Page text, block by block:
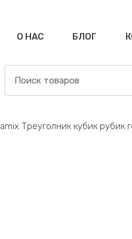
О НАС БЛОГ
for:
Треуголник кубик рубик